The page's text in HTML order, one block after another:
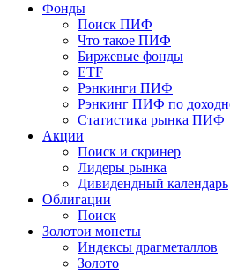
Фонды
Поиск ПИФ
Что такое ПИФ
Биржевые фонды
ETF
Рэнкинги ПИФ
Рэнкинг ПИФ по
Статистика рынка ПИФ
Акции
Поиск и скринер
Лидеры рынка
Дивидендный календарь
Облигации
Поиск
Золотои монеты
Индексы драгметаллов
Золото